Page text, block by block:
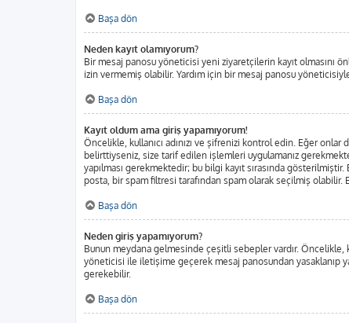
Başa dön
Neden kayıt olamıyorum?
Bir mesaj panosu yöneticisi yeni ziyaretçilerin kayıt olmasını
izin vermemiş olabilir. Yardım için bir mesaj panosu
Başa dön
Kayıt oldum ama giriş yapamıyorum!
Öncelikle, kullanıcı adınızı ve şifrenizi kontrol edin. Eğer
belirttiyseniz, size tarif edilen işlemleri uygulamanız
yapılması gerekmektedir; bu bilgi kayıt sırasında
posta, bir spam filtresi tarafından spam olarak seçilmiş
Başa dön
Neden giriş yapamıyorum?
Bunun meydana gelmesinde çeşitli sebepler vardır. Öncelikle,
yöneticisi ile iletişime geçerek mesaj panosundan yasaklanıp
gerekebilir.
Başa dön